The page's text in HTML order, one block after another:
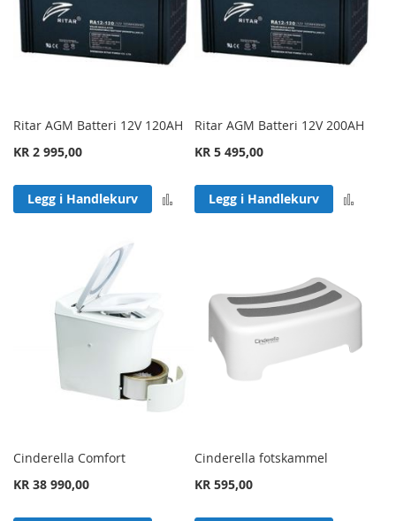
Ritar AGM Batteri 12V 120AH
KR 2 995,00
Legg i Handlekurv Legg til sammenligning
Ritar AGM Batteri 12V 200AH
KR 5 495,00
Legg i Handlekurv
Cinderella Comfort
KR 38 990,00
Cinderella fotskammel
KR 595,00